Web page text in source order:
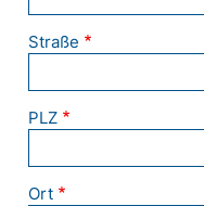
Straße
PLZ
Ort